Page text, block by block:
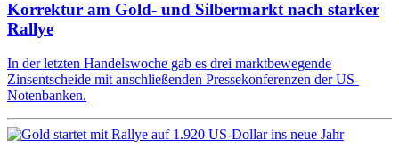
Korrektur am Gold- und Silbermarkt nach starker
Rallye
In der letzten Handelswoche gab es drei marktbewegende
Zinsentscheide mit anschließenden Pressekonferenzen der US-
Notenbanken.